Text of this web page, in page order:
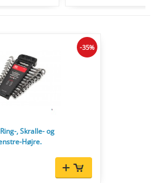
, Skralle- og
Højre.
-35%